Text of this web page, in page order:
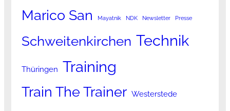
Marico San Mayatnik NDK Newsletter Presse
Schweitenkirchen Technik
Thüringen Training
Train The Trainer Westerstede